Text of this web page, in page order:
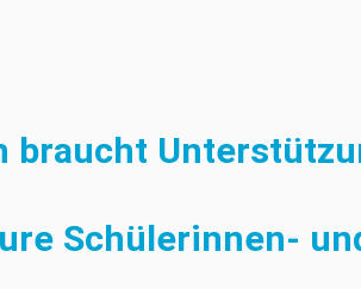
braucht
Schülerinnen-